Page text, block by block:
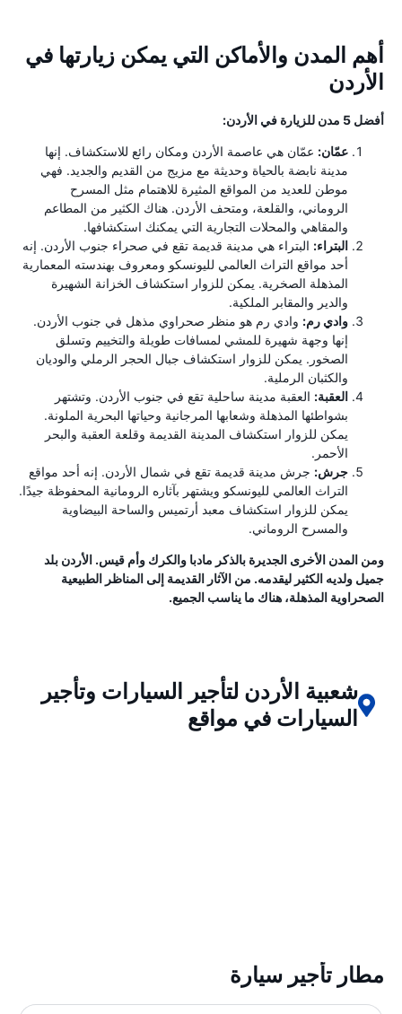
أهم المدن والأماكن التي يمكن زيارتها في
الأردن
أفضل 5 مدن للزيارة في الأردن:
عمّان: عمّان هي عاصمة الأردن ومكان رائع للاستكشاف. إنها
مدينة نابضة بالحياة وحديثة مع مزيج من القديم والجديد. فهي
موطن للعديد من المواقع المثيرة للاهتمام مثل المسرح
الروماني، والقلعة، ومتحف الأردن. هناك الكثير من المطاعم
والمقاهي والمحلات التجارية التي يمكنك استكشافها.
البتراء: البتراء هي مدينة قديمة تقع في صحراء جنوب الأردن. إنه
أحد مواقع التراث العالمي لليونسكو ومعروف بهندسته المعمارية
المذهلة الصخرية. يمكن للزوار استكشاف الخزانة الشهيرة
والدير والمقابر الملكية.
وادي رم: وادي رم هو منظر صحراوي مذهل في جنوب الأردن.
إنها وجهة شهيرة للمشي لمسافات طويلة والتخييم وتسلق
الصخور. يمكن للزوار استكشاف جبال الحجر الرملي والوديان
والكثبان الرملية.
العقبة: العقبة مدينة ساحلية تقع في جنوب الأردن. وتشتهر
بشواطئها المذهلة وشعابها المرجانية وحياتها البحرية الملونة.
يمكن للزوار استكشاف المدينة القديمة وقلعة العقبة والبحر
الأحمر.
جرش: جرش مدينة قديمة تقع في شمال الأردن. إنه أحد مواقع
التراث العالمي لليونسكو ويشتهر بآثاره الرومانية المحفوظة جيدًا.
يمكن للزوار استكشاف معبد أرتميس والساحة البيضاوية
والمسرح الروماني.
ومن المدن الأخرى الجديرة بالذكر مادبا والكرك وأم قيس. الأردن بلد
جميل ولديه الكثير ليقدمه. من الآثار القديمة إلى المناظر الطبيعية
الصحراوية المذهلة، هناك ما يناسب الجميع.
شعبية الأردن لتأجير السيارات وتأجير
السيارات في مواقع
مطار تأجير سيارة